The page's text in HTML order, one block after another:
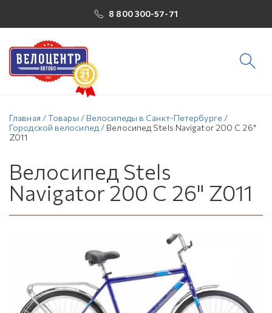
8 800 300-57-71
Главная /Товары / Велосипеды в Санкт-Петербурге /
Городской велосипед / Велосипед Stels Navigator 200 C 26"
Z011
Велосипед Stels
Navigator 200 C 26" Z011